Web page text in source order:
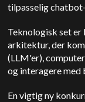
tilpasselig
Teknologisk set er
arkitektur, der
(LLM'er),
og interagere med
En vigtig ny